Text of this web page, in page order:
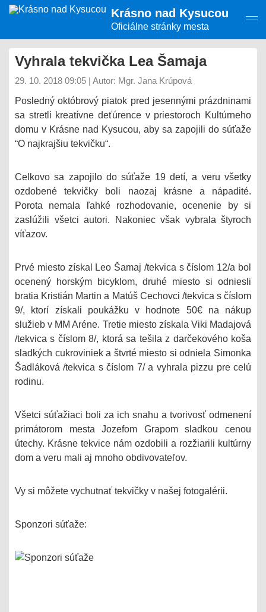
Presunúť
na
Krásno nad Kysucou
Oficiálne stránky mesta
Vyhrala tekvička Lea Šamaja
29. 10. 2018 09:05 | Autor: Mgr. Jana Krúpová
Posledný októbrový piatok pred jesennými prázdninami
sa stretli kreatívne deťúrence v priestoroch Kultúrneho
domu v Krásne nad Kysucou, aby sa zapojili do súťaže
“O najkrajšiu tekvičku“.
Celkovo sa zapojilo do súťaže 19 detí, a veru všetky
ozdobené tekvičky boli naozaj krásne a nápadité.
Porota nemala ľahké rozhodovanie, ocenenie by si
zaslúžili všetci autori. Nakoniec však vybrala štyroch
víťazov.
Prvé miesto získal Leo Šamaj /tekvica s číslom 12/a bol
ocenený horským bicyklom, druhé miesto si odniesli
bratia Kristián Martin a Matúš Cechovci /tekvica s číslom
9/, ktorí získali poukážku v hodnote 50€ na nákup
služieb v MM Aréne. Tretie miesto získala Viki Madajová
/tekvica s číslom 8/, ktorá sa tešila z darčekového koša
sladkých cukroviniek a štvrté miesto si odniela Simonka
Šadláková /tekvica s číslom 7/ a vyhrala pizzu pre celú
rodinu.
Všetci súťažiaci boli za ich snahu a tvorivosť odmenení
primátorom mesta Jozefom Grapom sladkou cenou
útechy. Krásne tekvice nám ozdobili a rozžiarili kultúrny
dom a veru mali aj mnoho obdivovateľov.
Vy si môžete vychutnať tekvičky v našej fotogalérii.
Sponzori súťaže: